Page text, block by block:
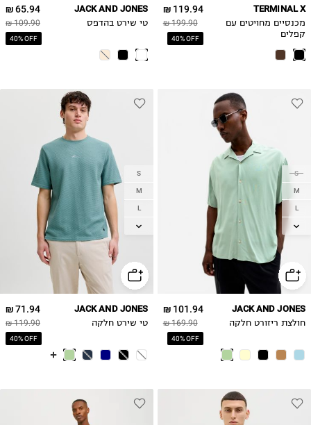
119.94 ₪
199.90 ₪
40% OFF
TERMINAL X
מכנסיים מחויטים עם
קפלים
65.94 ₪
109.90 ₪
40% OFF
JACK AND JONES
טי שירט בהדפס
S
M
L
XL
101.94 ₪
169.90 ₪
40% OFF
JACK AND JONES
חולצת ריזורט חלקה
S
M
L
XL
71.94 ₪
119.90 ₪
40% OFF
JACK AND JONES
טי שירט חלקה